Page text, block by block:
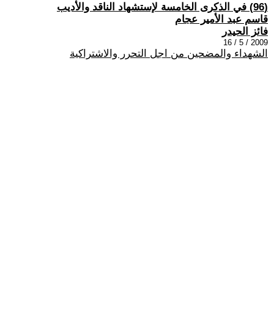
(96) في الذكرى الخامسة لإستشهاد الناقد والأديب
قاسم عبد الأمير عجام
فائز الحيدر
2009 / 5 / 16
الشهداء والمضحين من اجل التحرر والاشتراكية